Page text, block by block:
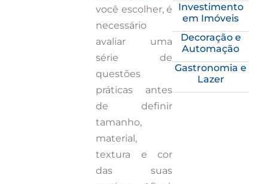
você escolher, é
necessário
avaliar uma
série de
questões
práticas antes
de definir
tamanho,
material,
textura e cor
das suas
Investimento
em Imóveis
Decoração e
Automação
Gastronomia e
Lazer